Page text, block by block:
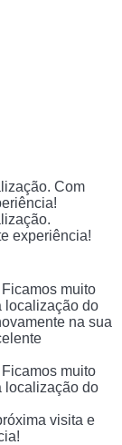
Com
experiência!
muito
localização do
na sua
muito
localização do
visita e